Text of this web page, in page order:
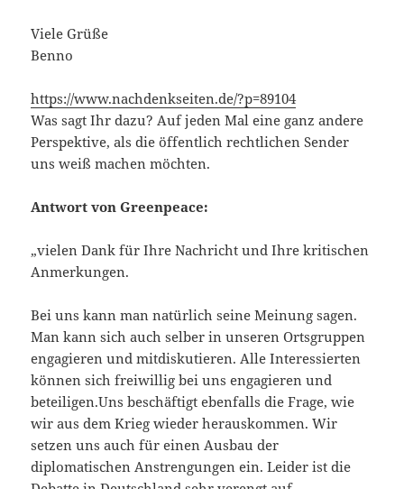
Viele Grüße
Benno
https://www.nachdenkseiten.de/?p=89104
Was sagt Ihr dazu? Auf jeden Mal eine ganz andere
Perspektive, als die öffentlich rechtlichen Sender
uns weiß machen möchten.
Antwort von Greenpeace:
„vielen Dank für Ihre Nachricht und Ihre kritischen
Anmerkungen.
Bei uns kann man natürlich seine Meinung sagen.
Man kann sich auch selber in unseren Ortsgruppen
engagieren und mitdiskutieren. Alle Interessierten
können sich freiwillig bei uns engagieren und
beteiligen.Uns beschäftigt ebenfalls die Frage, wie
wir aus dem Krieg wieder herauskommen. Wir
setzen uns auch für einen Ausbau der
diplomatischen Anstrengungen ein. Leider ist die